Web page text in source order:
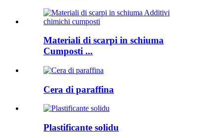
Materiali di scarpi in schiuma
Cumposti ...
Cera di paraffina
Plastificante solidu